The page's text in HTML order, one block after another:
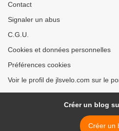
Contact
Signaler un abus
C.G.U.
Cookies et données personnelles
Préférences cookies
Voir le profil de jlsvelo.com sur le
Créer un blog
Créer un